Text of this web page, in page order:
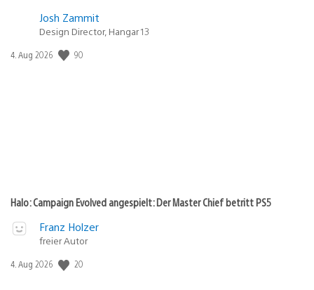
Josh Zammit
Design Director, Hangar 13
Veröffentlichungsdatum:
4. Aug 2026 90
Halo: Campaign Evolved angespielt: Der Master Chief betritt PS5
Franz Holzer
freier Autor
Veröffentlichungsdatum:
4. Aug 2026 20